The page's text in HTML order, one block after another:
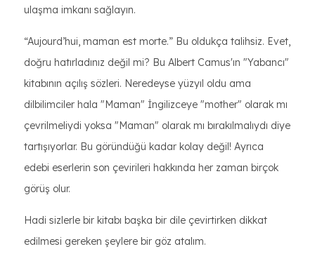
ulaşma imkanı sağlayın.
“Aujourd’hui, maman est morte.” Bu oldukça talihsiz. Evet,
doğru hatırladınız değil mi? Bu Albert Camus'ın "Yabancı"
kitabının açılış sözleri. Neredeyse yüzyıl oldu ama
dilbilimciler hala "Maman" İngilizceye "mother" olarak mı
çevrilmeliydi yoksa "Maman" olarak mı bırakılmalıydı diye
tartışıyorlar. Bu göründüğü kadar kolay değil! Ayrıca
edebi eserlerin son çevirileri hakkında her zaman birçok
görüş olur.
Hadi sizlerle bir kitabı başka bir dile çevirtirken dikkat
edilmesi gereken şeylere bir göz atalım.